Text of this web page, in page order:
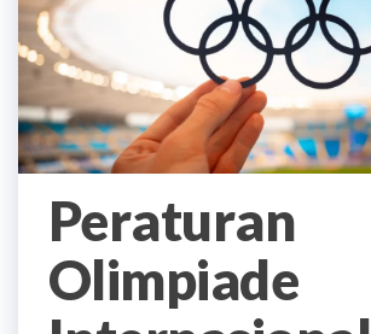
Peraturan
Olimpiade